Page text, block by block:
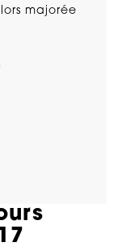
majorée